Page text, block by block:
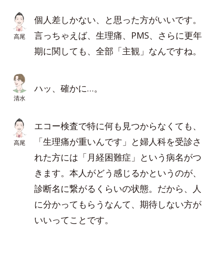
高尾
個人差しかない、と思った方がいいです。
言っちゃえば、生理痛、PMS、さらに更年
期に関しても、全部「主観」なんですね。
清水
ハッ、確かに…。
高尾
エコー検査で特に何も見つからなくても、
「生理痛が重いんです」と婦人科を受診さ
れた方には「月経困難症」という病名がつ
きます。本人がどう感じるかというのが、
診断名に繋がるくらいの状態。だから、人
に分かってもらうなんて、期待しない方が
いいってことです。